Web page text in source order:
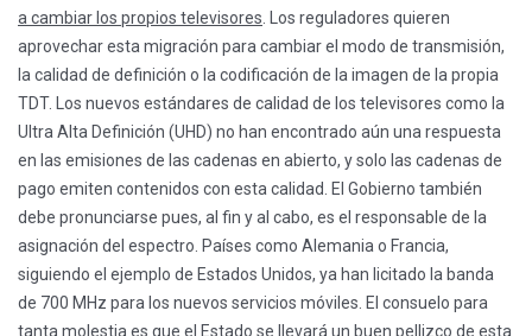
a cambiar los propios televisores . Los reguladores quieren
aprovechar esta migración para cambiar el modo de transmisión,
la calidad de definición o la codificación de la imagen de la propia
TDT. Los nuevos estándares de calidad de los televisores como la
Ultra Alta Definición (UHD) no han encontrado aún una respuesta
en las emisiones de las cadenas en abierto, y solo las cadenas de
pago emiten contenidos con esta calidad. El Gobierno también
debe pronunciarse pues, al fin y al cabo, es el responsable de la
asignación del espectro. Países como Alemania o Francia,
siguiendo el ejemplo de Estados Unidos, ya han licitado la banda
de 700 MHz para los nuevos servicios móviles. El consuelo para
tanta molestia es que el Estado se llevará un buen pellizco de esta